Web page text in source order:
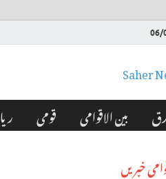
06/
بین الاقوامی قومی
خبریں